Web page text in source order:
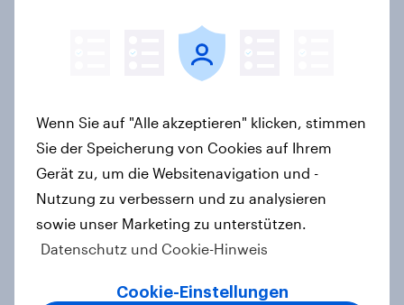
Wo sind die guten Neujahrsvorsätze
Aschermittwoch: Jeder sechste
Deutsche will ab heute fasten
Wenn Sie auf "Alle akzeptieren" klicken, stimmen
Sie der Speicherung von Cookies auf Ihrem
Gerät zu, um die Websitenavigation und -
Nutzung zu verbessern und zu analysieren
sowie unser Marketing zu unterstützen.
Datenschutz und Cookie-Hinweis
Cookie-Einstellungen